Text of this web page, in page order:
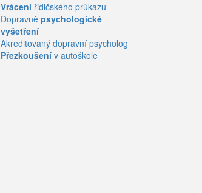
Vrácení řidičského průkazu
Dopravně psychologické
vyšetření
Akreditovaný dopravní psycholog
Přezkoušení v autoškole